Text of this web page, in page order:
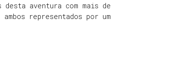
desta aventura com mais de
ambos representados por um